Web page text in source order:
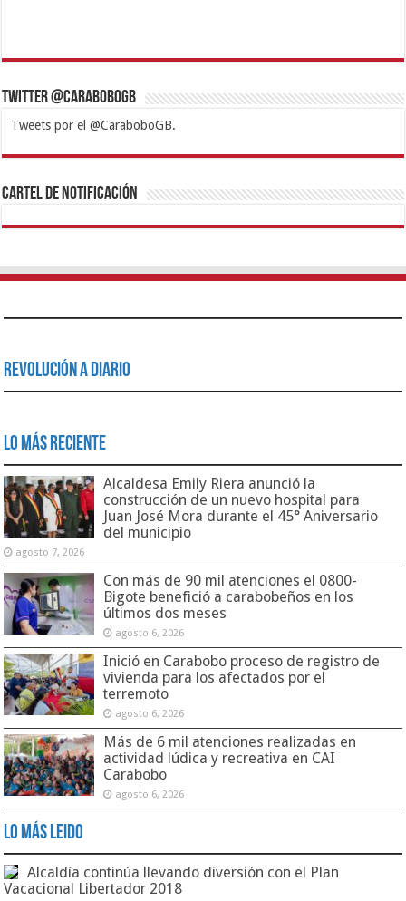
Twitter @CaraboboGB
Tweets por el @CaraboboGB.
1xbetBetturkeyBetistKralbetSupertotobetTipobetMatadorbetMariobet
https://mvbcasino.com/
Cartel de Notificación
Revolución a Diario
Lo Más Reciente
Alcaldesa Emily Riera anunció la
construcción de un nuevo hospital para
Juan José Mora durante el 45° Aniversario
del municipio
agosto 7, 2026
Con más de 90 mil atenciones el 0800-
Bigote benefició a carabobeños en los
últimos dos meses
agosto 6, 2026
Inició en Carabobo proceso de registro de
vivienda para los afectados por el
terremoto
agosto 6, 2026
Más de 6 mil atenciones realizadas en
actividad lúdica y recreativa en CAI
Carabobo
agosto 6, 2026
Lo Más Leido
Alcaldía continúa llevando diversión con el Plan
Vacacional Libertador 2018